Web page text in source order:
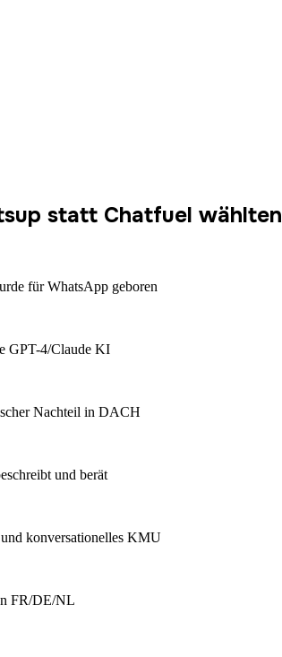
statt Chatfuel wählten
für WhatsApp geboren
GPT-4/Claude KI
Nachteil in DACH
und berät
konversationelles KMU
FR/DE/NL